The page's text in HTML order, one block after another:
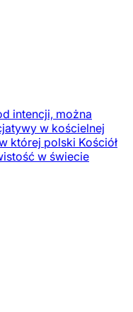
intencji, można
w kościelnej
której polski Kościół
w świecie